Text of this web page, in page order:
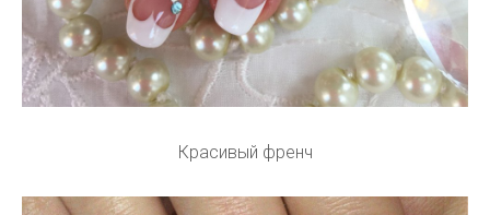
Красивый френч